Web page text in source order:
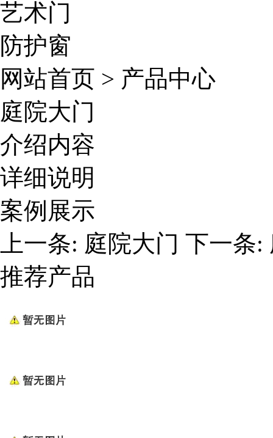
艺术门
防护窗
网站首页 > 产品中心
庭院大门
介绍内容
详细说明
案例展示
上一条: 庭院大门 下一条:
推荐产品